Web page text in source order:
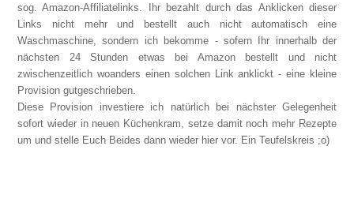
sog. Amazon-Affiliatelinks. Ihr bezahlt durch das Anklicken dieser
Links nicht mehr und bestellt auch nicht automatisch eine
Waschmaschine, sondern ich bekomme - sofern Ihr innerhalb der
nächsten 24 Stunden etwas bei Amazon bestellt und nicht
zwischenzeitlich woanders einen solchen Link anklickt - eine kleine
Provision gutgeschrieben.
Diese Provision investiere ich natürlich bei nächster Gelegenheit
sofort wieder in neuen Küchenkram, setze damit noch mehr Rezepte
um und stelle Euch Beides dann wieder hier vor. Ein Teufelskreis ;o)